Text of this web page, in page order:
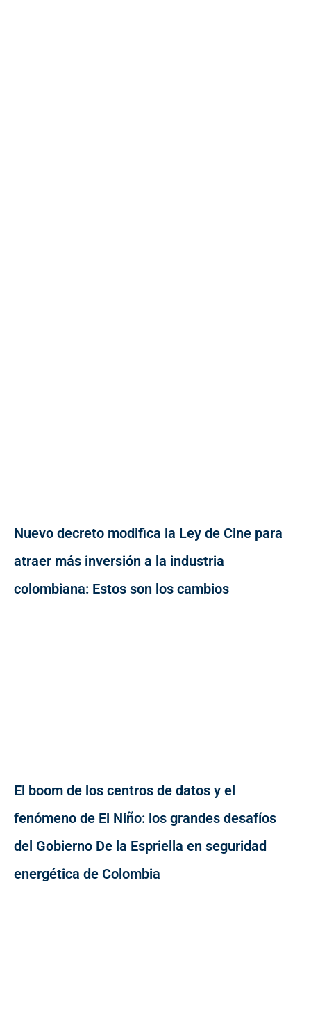
Nuevo decreto modifica la Ley de Cine para
atraer más inversión a la industria
colombiana: Estos son los cambios
El boom de los centros de datos y el
fenómeno de El Niño: los grandes desafíos
del Gobierno De la Espriella en seguridad
energética de Colombia